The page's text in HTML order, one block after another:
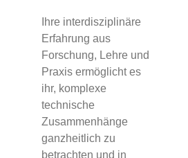
Ihre interdisziplinäre
Erfahrung aus
Forschung, Lehre und
Praxis ermöglicht es
ihr, komplexe
technische
Zusammenhänge
ganzheitlich zu
betrachten und in